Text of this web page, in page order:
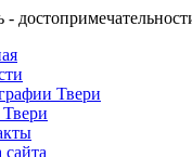
-
Твери
Твери
сайта